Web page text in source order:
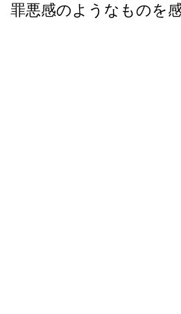
罪悪感のようなものを